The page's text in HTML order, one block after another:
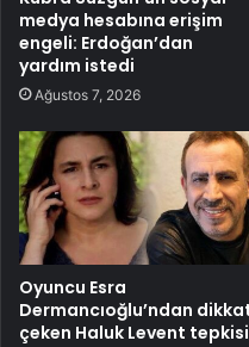
medya hesabına erişim
engeli: Erdoğan’dan
yardım istedi
Ağustos 7, 2026
Oyuncu Esra
Dermancıoğlu’ndan
çeken Haluk Levent tepkisi